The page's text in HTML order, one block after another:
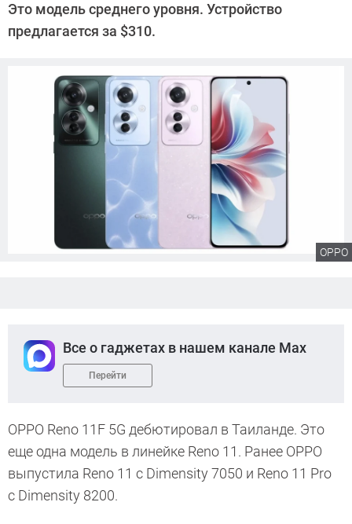
Калашников
Это модель среднего уровня. Устройство
предлагается за $310.
OPPO
Все о гаджетах в нашем канале Max
Перейти
OPPO Reno 11F 5G дебютировал в Таиланде. Это
еще одна модель в линейке Reno 11. Ранее OPPO
выпустила Reno 11 с Dimensity 7050 и Reno 11 Pro
с Dimensity 8200.